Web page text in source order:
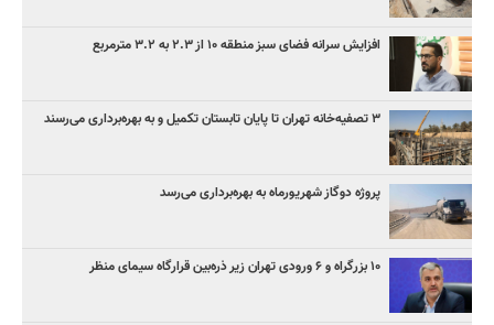
افزایش سرانه فضای سبز منطقه ۱۰ از ۲.۳ به ۳.۲ مترمربع
۳ ﺗﺼﻔﻴﻪ‌ﺧﺎﻧﻪ‌ تهران تا پایان تابستان تکمیل و به بهره‌برداری می‌رسند
پروژه دوگاز شهریورماه به بهره‌برداری می‌رسد
۱۰ بزرگراه و ۶ ورودی تهران زیر ذره‌بین قرارگاه سیمای منظر